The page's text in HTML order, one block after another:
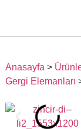
Anasayfa >
Gergi Elemanları